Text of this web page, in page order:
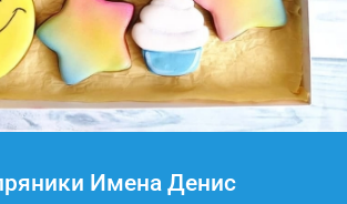
Имена Денис